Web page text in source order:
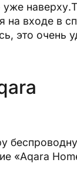
на входе в
это очень
«Aqara